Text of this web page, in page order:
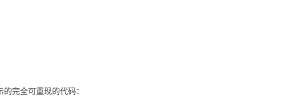
完全可重现的代码：